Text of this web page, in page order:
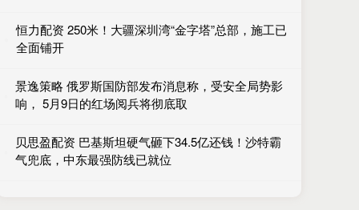
恒力配资 250米！大疆深圳湾“金字塔”总部，施工已
全面铺开
景逸策略 俄罗斯国防部发布消息称，受安全局势影
响， 5月9日的红场阅兵将彻底取
贝思盈配资 巴基斯坦硬气砸下34.5亿还钱！沙特霸
气兜底，中东最强防线已就位